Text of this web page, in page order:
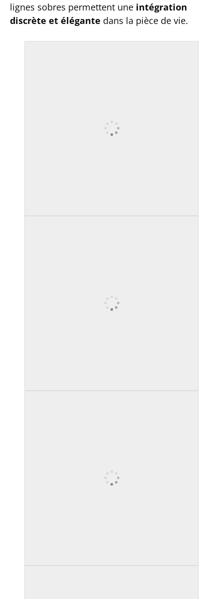
lignes sobres permettent une intégration
discrète et élégante dans la pièce de vie.